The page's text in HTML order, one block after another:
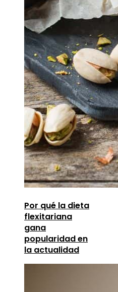
Por qué la dieta
flexitariana
gana
popularidad en
la actualidad